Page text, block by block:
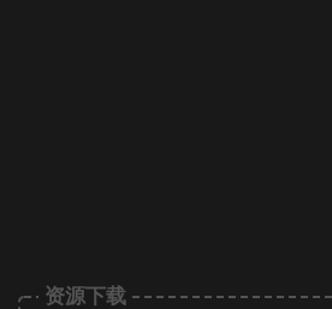
资源下载